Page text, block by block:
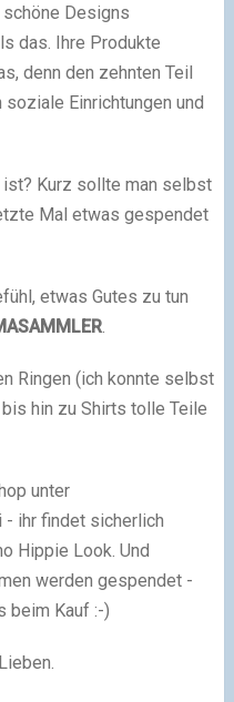
Designs
das. Ihre Produkte
denn den zehnten Teil
soziale Einrichtungen und
Kurz sollte man selbst
Mal etwas gespendet
etwas Gutes zu tun
.
Ringen (ich konnte selbst
hin zu Shirts tolle Teile
unter
- ihr findet sicherlich
Hippie Look. Und
werden gespendet -
beim Kauf :-)